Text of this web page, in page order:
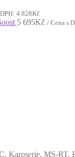
4 828Kč
5 695Kč / Cena s
, Karoserie, MS-RT,